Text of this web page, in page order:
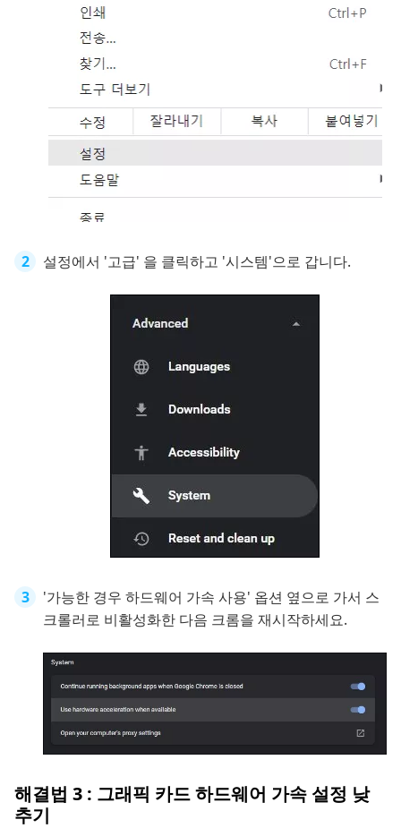
설정에서 '고급' 을 클릭하고 '시스템'으로 갑니다.
'가능한 경우 하드웨어 가속 사용' 옵션 옆으로 가서 스
크롤러로 비활성화한 다음 크롬을 재시작하세요.
해결법 3 : 그래픽 카드 하드웨어 가속 설정 낮
추기